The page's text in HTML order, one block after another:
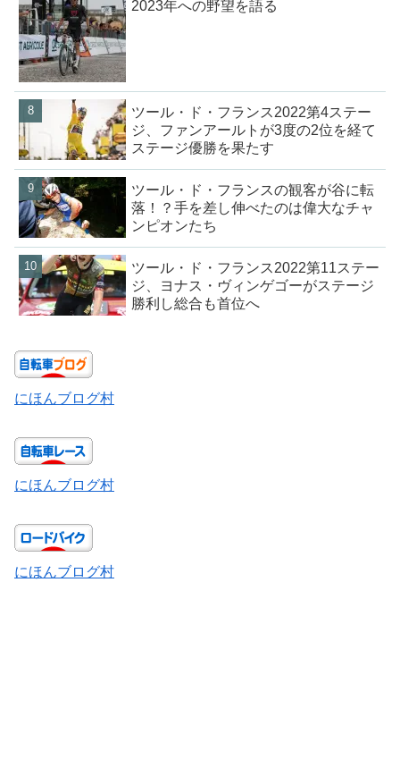
2023年への野望を語る
ツール・ド・フランス2022第4ステー
ジ、ファンアールトが3度の2位を経て
ステージ優勝を果たす
ツール・ド・フランスの観客が谷に転
落！？手を差し伸べたのは偉大なチャ
ンピオンたち
ツール・ド・フランス2022第11ステー
ジ、ヨナス・ヴィンゲゴーがステージ
勝利し総合も首位へ
にほんブログ村
にほんブログ村
にほんブログ村